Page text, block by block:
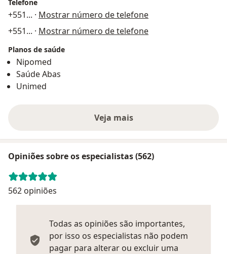
Telefone
+551... · Mostrar número de telefone
+551... · Mostrar número de telefone
Planos de saúde
Nipomed
Saúde Abas
Unimed
Veja mais
Opiniões sobre os especialistas (562)
562 opiniões
Todas as opiniões são importantes,
por isso os especialistas não podem
pagar para alterar ou excluir uma